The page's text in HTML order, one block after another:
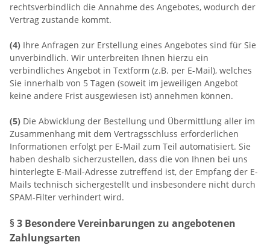
rechtsverbindlich die Annahme des Angebotes, wodurch der
Vertrag zustande kommt.
(4) Ihre Anfragen zur Erstellung eines Angebotes sind für Sie
unverbindlich. Wir unterbreiten Ihnen hierzu ein
verbindliches Angebot in Textform (z.B. per E-Mail), welches
Sie innerhalb von 5 Tagen (soweit im jeweiligen Angebot
keine andere Frist ausgewiesen ist) annehmen können.
(5) Die Abwicklung der Bestellung und Übermittlung aller im
Zusammenhang mit dem Vertragsschluss erforderlichen
Informationen erfolgt per E-Mail zum Teil automatisiert. Sie
haben deshalb sicherzustellen, dass die von Ihnen bei uns
hinterlegte E-Mail-Adresse zutreffend ist, der Empfang der E-
Mails technisch sichergestellt und insbesondere nicht durch
SPAM-Filter verhindert wird.
§ 3 Besondere Vereinbarungen zu angebotenen
Zahlungsarten